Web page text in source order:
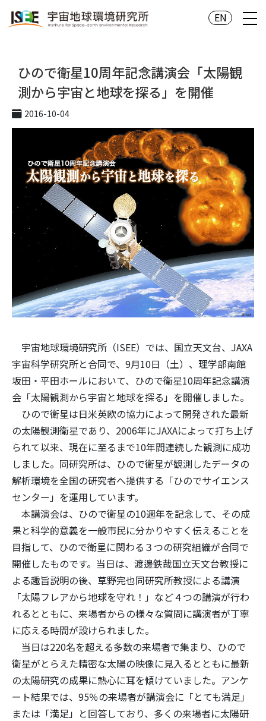
EN
ひので衛星10周年記念講演会「太陽観
測から宇宙と地球を探る」を開催
2016-10-04
宇宙地球環境研究所（ISEE）では、国立天文台、JAXA
宇宙科学研究所と合同で、9月10日（土）、理学部南館
坂田・平田ホールにおいて、ひので衛星10周年記念講演
会「太陽観測から宇宙と地球を探る」を開催しました。
ひので衛星は日米英欧の協力によって開発された最新
の太陽観測衛星であり、2006年にJAXAによって打ち上げ
られて以来、現在に至るまで10年間連続した観測に成功
しました。同研究所は、ひので衛星が観測したデータの
解析環境を全国の研究者へ提供する「ひのでサイエンス
センター」を運用しています。
本講演会は、ひので衛星の10週年を記念して、その成
果と科学的意義を一般市民に分かりやすく伝えることを
目指して、ひので衛星に関わる３つの研究組織が合同で
開催したものです。当日は、渡邊鉄哉国立天文台教授に
よる趣旨説明の後、草野完也同研究所教授による講演
「太陽フレアから地球を守れ！」など４つの講演が行わ
れるとともに、来場者からの様々な質問に講演者が丁寧
に応える時間が設けられました。
当日は220名を超える多数の来場者で集まり、ひので
衛星がとらえた精密な太陽の映像に見入るとともに最新
の太陽研究の成果に熱心に耳を傾けていました。アンケ
ート結果では、95％の来場者が講演会に「とても満足」
または「満足」と回答しており、多くの来場者に太陽研